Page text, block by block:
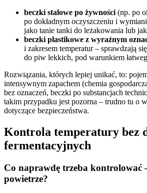
beczki stalowe po żywności (np. po
po dokładnym oczyszczeniu i
jako tanie tanki do leżakowania lub
beczki plastikowe z wyraźnym
i zakresem temperatur – sprawdzają
do piw lekkich, pod warunkiem
Rozwiązania, których lepiej unikać, to:
intensywnym zapachem (chemia
bez oznaczeń, beczki po substancjach
takim przypadku jest pozorna – trudno tu o
dotyczące bezpieczeństwa.
Kontrola temperatury bez
fermentacyjnych
Co naprawdę trzeba kontrolować
powietrze?